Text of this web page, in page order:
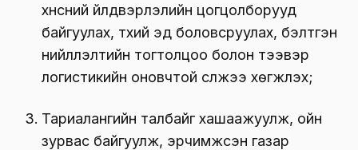
хүнсний үйлдвэрлэлийн цогцолборууд
байгуулах, түүхий эд боловсруулах, бэлтгэн
нийлүүлэлтийн тогтолцоо болон тээвэр
логистикийн оновчтой сүлжээ хөгжүүлэх;
Тариалангийн талбайг хашаажуулж, ойн
зурвас байгуулж, эрчимжсэн газар